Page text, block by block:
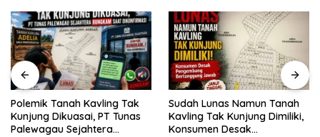
Polemik Tanah Kavling Tak
Kunjung Dikuasai, PT Tunas
Palewagau Sejahtera
Sudah Lunas Namun Tanah
Kavling Tak Kunjung Dimiliki,
Konsumen Desak